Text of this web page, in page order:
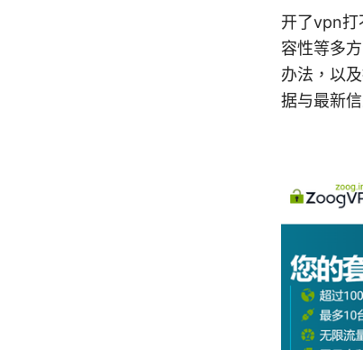
开了vpn打
容性等多
办法，以
据与最新